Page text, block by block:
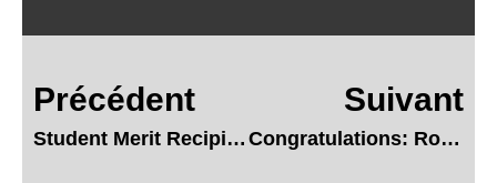
Précédent
Student Merit Recipients for 2020
Suivant
Congratulations: Rosie Award Nominations